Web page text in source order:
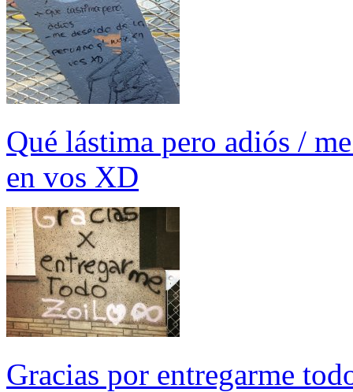
Qué lástima pero adiós /
en vos XD
Gracias por entregarme